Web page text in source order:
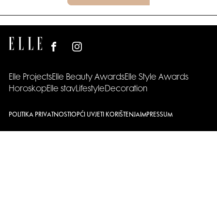
Elle ProjectsElle Beauty AwardsElle Style Awards
HoroskopElle stavLifestyleDecoration
POLITIKA PRIVATNOSTI OPĆI UVJETI KORIŠTENJA IMPRESSUM